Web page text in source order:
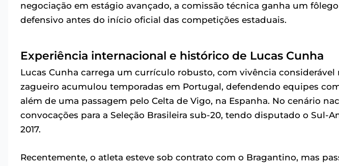
negociação em estágio avançado, a comissão técnica ganha um
defensivo antes do início oficial das competições estaduais.
Experiência internacional e histórico de Lucas Cunha
Lucas Cunha carrega um currículo robusto, com vivência
zagueiro acumulou temporadas em Portugal, defendendo equipes
além de uma passagem pelo Celta de Vigo, na Espanha. No cenário
convocações para a Seleção Brasileira sub-20, tendo disputado o Sul-
2017.
Recentemente, o atleta esteve sob contrato com o Bragantino, mas